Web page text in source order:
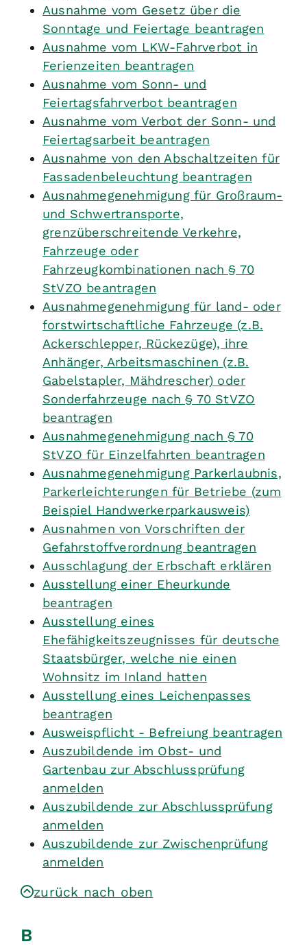
Ausnahme vom Gesetz über die
Sonntage und Feiertage beantragen
Ausnahme vom LKW-Fahrverbot in
Ferienzeiten beantragen
Ausnahme vom Sonn- und
Feiertagsfahrverbot beantragen
Ausnahme vom Verbot der Sonn- und
Feiertagsarbeit beantragen
Ausnahme von den Abschaltzeiten für
Fassadenbeleuchtung beantragen
Ausnahmegenehmigung für Großraum-
und Schwertransporte,
grenzüberschreitende Verkehre,
Fahrzeuge oder
Fahrzeugkombinationen nach § 70
StVZO beantragen
Ausnahmegenehmigung für land- oder
forstwirtschaftliche Fahrzeuge (z.B.
Ackerschlepper, Rückezüge), ihre
Anhänger, Arbeitsmaschinen (z.B.
Gabelstapler, Mähdrescher) oder
Sonderfahrzeuge nach § 70 StVZO
beantragen
Ausnahmegenehmigung nach § 70
StVZO für Einzelfahrten beantragen
Ausnahmegenehmigung Parkerlaubnis,
Parkerleichterungen für Betriebe (zum
Beispiel Handwerkerparkausweis)
Ausnahmen von Vorschriften der
Gefahrstoffverordnung beantragen
Ausschlagung der Erbschaft erklären
Ausstellung einer Eheurkunde
beantragen
Ausstellung eines
Ehefähigkeitszeugnisses für deutsche
Staatsbürger, welche nie einen
Wohnsitz im Inland hatten
Ausstellung eines Leichenpasses
beantragen
Ausweispflicht - Befreiung beantragen
Auszubildende im Obst- und
Gartenbau zur Abschlussprüfung
anmelden
Auszubildende zur Abschlussprüfung
anmelden
Auszubildende zur Zwischenprüfung
anmelden
zurück nach oben
B